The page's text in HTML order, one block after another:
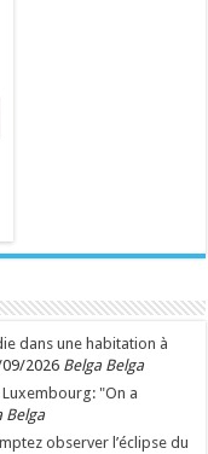
dans une habitation à
2026 Belga Belga
"On a
Belga
observer l’éclipse du